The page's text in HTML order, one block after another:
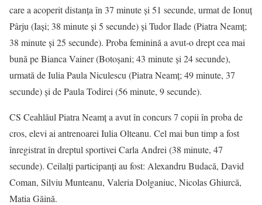
care a acoperit distanța în 37 minute și 51 secunde, urmat de Ionuț
Pârju (Iași; 38 minute și 5 secunde) și Tudor Ilade (Piatra Neamț;
38 minute și 25 secunde). Proba feminină a avut-o drept cea mai
bună pe Bianca Vainer (Botoșani; 43 minute și 24 secunde),
urmată de Iulia Paula Niculescu (Piatra Neamț; 49 minute, 37
secunde) și de Paula Todirei (56 minute, 9 secunde).
CS Ceahlăul Piatra Neamț a avut în concurs 7 copii în proba de
cros, elevi ai antrenoarei Iulia Olteanu. Cel mai bun timp a fost
înregistrat în dreptul sportivei Carla Andrei (38 minute, 47
secunde). Ceilalți participanți au fost: Alexandru Budacă, David
Coman, Silviu Munteanu, Valeria Dolganiuc, Nicolas Ghiurcă,
Matia Găină.